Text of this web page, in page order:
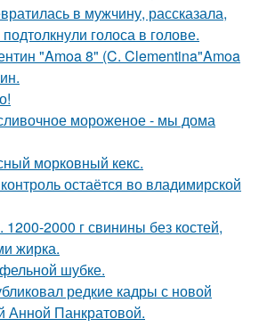
в мужчину, рассказала,
голоса в голове.
"Amoa 8" (C. Clementina"Amoa
мороженое - мы дома
морковный кекс.
остаётся во владимирской
2000 г свинины без костей,
жирка.
шубке.
редкие кадры с новой
Анной Панкратовой.